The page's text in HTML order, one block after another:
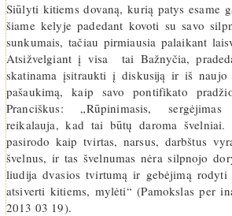
Siūlyti kitiems dovaną, kurią patys esame
šiame kelyje padedant kovoti su savo
sunkumais, tačiau pirmiausia palaikant
Atsižvelgiant į visa tai Bažnyčia,
skatinama įsitraukti į diskusiją ir iš naujo
pašaukimą, kaip savo pontifikato
Pranciškus: „Rūpinimasis,
reikalauja, kad tai būtų daroma švelniai.
pasirodo kaip tvirtas, narsus, darbštus
švelnus, ir tas švelnumas nėra silpnojo
liudija dvasios tvirtumą ir gebėjimą rodyti
atsiverti kitiems, mylėti“ (Pamokslas per
2013 03 19).